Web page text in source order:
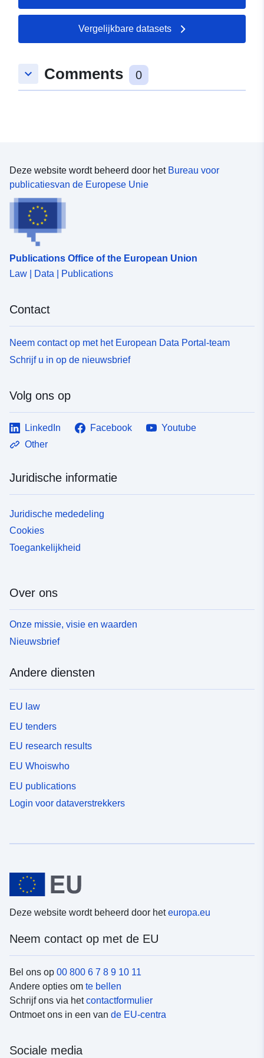
systematische veldenquêtes uit.
Vergelijkbare datasets
keyboard_arrow_down Comments 0
Deze website wordt beheerd door het Bureau voor
publicatiesvan de Europese Unie
Publications Office of the European Union
Law | Data | Publications
Contact
Neem contact op met het European Data Portal-team
Schrijf u in op de nieuwsbrief
Volg ons op
LinkedIn Facebook
Youtube
Other
Juridische informatie
Juridische mededeling
Cookies
Toegankelijkheid
Over ons
Onze missie, visie en waarden
Nieuwsbrief
Andere diensten
EU law
EU tenders
EU research results
EU Whoiswho
EU publications
Login voor dataverstrekkers
Deze website wordt beheerd door heteuropa.eu
Neem contact op met de EU
Bel ons op 00 800 6 7 8 9 10 11
Andere opties om te bellen
Schrijf ons via hetcontactformulier
Ontmoet ons in een van de EU-centra
Sociale media